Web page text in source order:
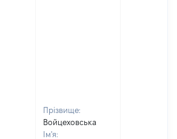
Прізвище:
Войцеховська
Ім'я: